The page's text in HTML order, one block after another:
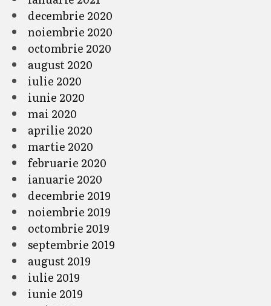
decembrie 2020
noiembrie 2020
octombrie 2020
august 2020
iulie 2020
iunie 2020
mai 2020
aprilie 2020
martie 2020
februarie 2020
ianuarie 2020
decembrie 2019
noiembrie 2019
octombrie 2019
septembrie 2019
august 2019
iulie 2019
iunie 2019